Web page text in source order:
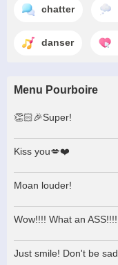
chatter
danser
Menu Pourboire
👏🏻🎉Super!
Kiss you💋❤️
Moan louder!
Wow!!!! What an ASS!!!!
Just smile! Don't be sad